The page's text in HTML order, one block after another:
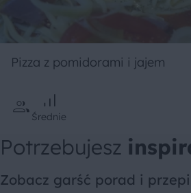
Pizza z pomidorami i jajem
Średnie
Potrzebujesz
Zobacz garść porad i